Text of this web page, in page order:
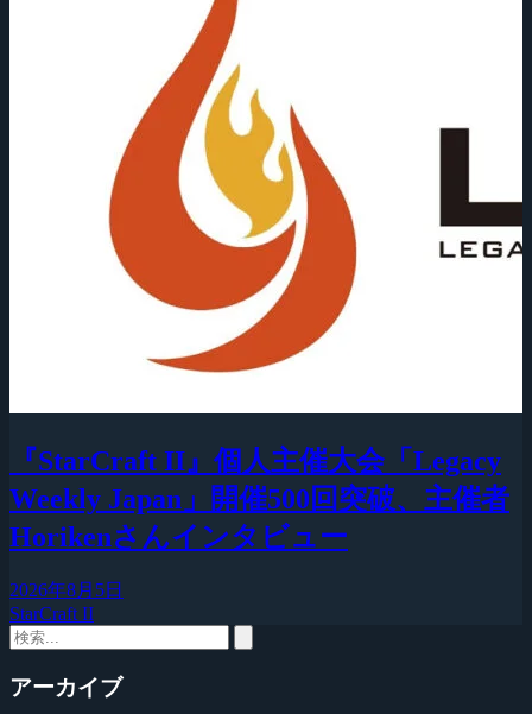
『StarCraft II』個人主催大会「Legacy
Weekly Japan」開催500回突破、主催者
Horikenさんインタビュー
2026年8月5日
StarCraft II
アーカイブ